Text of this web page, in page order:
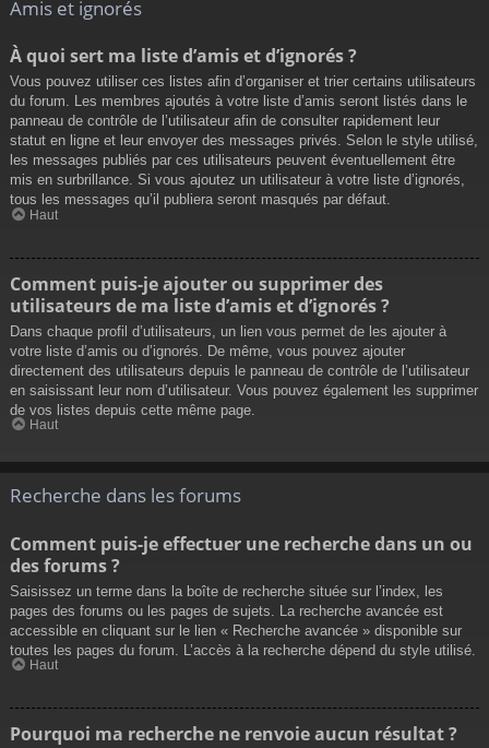
Amis et ignorés
À quoi sert ma liste d’amis et d’ignorés ?
Vous pouvez utiliser ces listes afin d’organiser et trier certains utilisateurs
du forum. Les membres ajoutés à votre liste d’amis seront listés dans le
panneau de contrôle de l’utilisateur afin de consulter rapidement leur
statut en ligne et leur envoyer des messages privés. Selon le style utilisé,
les messages publiés par ces utilisateurs peuvent éventuellement être
mis en surbrillance. Si vous ajoutez un utilisateur à votre liste d’ignorés,
tous les messages qu’il publiera seront masqués par défaut.
Haut
Comment puis-je ajouter ou supprimer des
utilisateurs de ma liste d’amis et d’ignorés ?
Dans chaque profil d’utilisateurs, un lien vous permet de les ajouter à
votre liste d’amis ou d’ignorés. De même, vous pouvez ajouter
directement des utilisateurs depuis le panneau de contrôle de l’utilisateur
en saisissant leur nom d’utilisateur. Vous pouvez également les supprimer
de vos listes depuis cette même page.
Haut
Recherche dans les forums
Comment puis-je effectuer une recherche dans un ou
des forums ?
Saisissez un terme dans la boîte de recherche située sur l’index, les
pages des forums ou les pages de sujets. La recherche avancée est
accessible en cliquant sur le lien « Recherche avancée » disponible sur
toutes les pages du forum. L’accès à la recherche dépend du style utilisé.
Haut
Pourquoi ma recherche ne renvoie aucun résultat ?